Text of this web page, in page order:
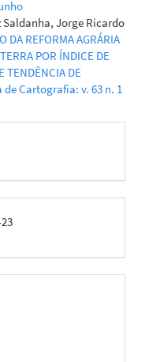
Jorge Ricardo
DA REFORMA AGRÁRIA
POR ÍNDICE DE
TENDÊNCIA DE
Cartografia: v. 63 n. 1